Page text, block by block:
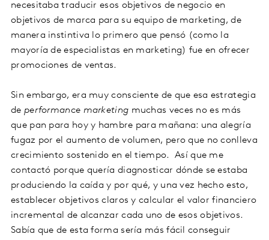
necesitaba traducir esos objetivos de negocio en
objetivos de marca para su equipo de marketing, de
manera instintiva lo primero que pensó (como la
mayoría de especialistas en marketing) fue en ofrecer
promociones de ventas.
Sin embargo, era muy consciente de que esa estrategia
de performance marketing muchas veces no es más
que pan para hoy y hambre para mañana: una alegría
fugaz por el aumento de volumen, pero que no conlleva
crecimiento sostenido en el tiempo. Así que me
contactó porque quería diagnosticar dónde se estaba
produciendo la caída y por qué, y una vez hecho esto,
establecer objetivos claros y calcular el valor financiero
incremental de alcanzar cada uno de esos objetivos.
Sabía que de esta forma sería más fácil conseguir